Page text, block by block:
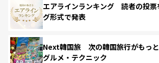
エアラインランキング 読者の投票
グ形式で発表
Next韓国旅 次の韓国旅行がもっと
グルメ・テクニック